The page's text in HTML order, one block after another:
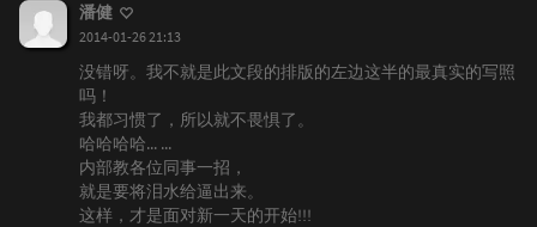
潘健
2014-01-26 21:13
没错呀。我不就是此文段的排版的左边这半的最真实的写照
吗！
我都习惯了，所以就不畏惧了。
哈哈哈哈... ...
内部教各位同事一招，
就是要将泪水给逼出来。
这样，才是面对新一天的开始!!!